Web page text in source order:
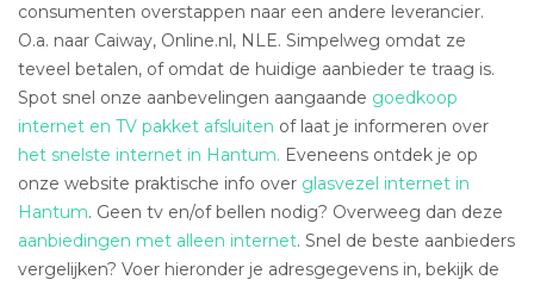
consumenten overstappen naar een andere leverancier.
O.a. naar Caiway, Online.nl, NLE. Simpelweg omdat ze
teveel betalen, of omdat de huidige aanbieder te traag is.
Spot snel onze aanbevelingen aangaande goedkoop
internet en TV pakket afsluiten of laat je informeren over
het snelste internet in Hantum. Eveneens ontdek je op
onze website praktische info over glasvezel internet in
Hantum. Geen tv en/of bellen nodig? Overweeg dan deze
aanbiedingen met alleen internet. Snel de beste aanbieders
vergelijken? Voer hieronder je adresgegevens in, bekijk de